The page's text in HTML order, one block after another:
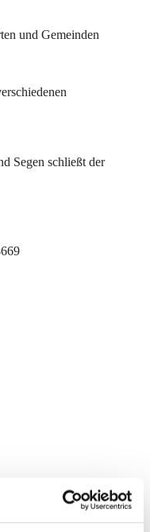
und Gemeinden
Segen schließt der